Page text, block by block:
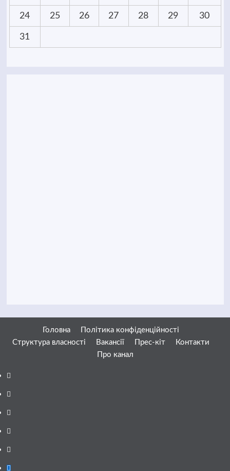
24 25 26 27 28 29 30
31
Головна
Політика конфіденційності
Структура власності
Вакансії Прес-кіт
Контакти
Про канал
Facebook
YouTube
Telegram
Instagram
Twitter
Google